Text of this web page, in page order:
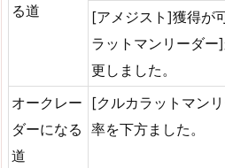
る道
[アメジスト]獲得が
ラットマンリーダ
更しました。
オークレー
ダーになる
道
[クルカラットマン
率を下方ました。